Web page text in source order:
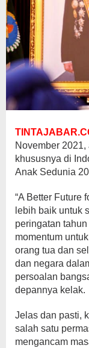
November
khususnya di
Anak Sedunia
“A Better Future
lebih baik untuk
peringatan
momentum
orang tua dan
dan negara
persoalan
depannya kelak.
Jelas dan pasti,
salah satu
mengancam